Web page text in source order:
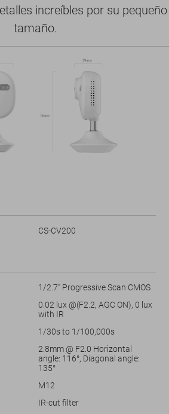
increíbles por su pequeño
tamaño.
CS-CV200
1/2.7” Progressive Scan CMOS
0.02 lux @(F2.2, AGC ON), 0 lux
with IR
1/30s to 1/100,000s
2.8mm @ F2.0 Horizontal
angle: 116°, Diagonal angle:
135°
M12
IR-cut filter